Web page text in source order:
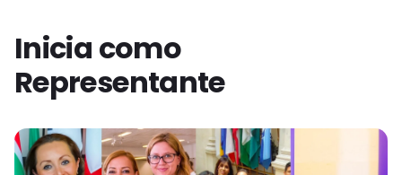
Inicia como
Representante